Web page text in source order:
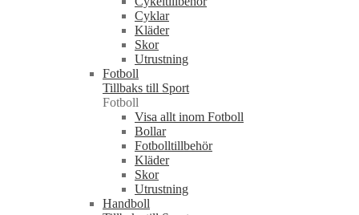
Cyklar
Kläder
Skor
Utrustning
Fotboll
Tillbaks till Sport
Fotboll
Visa allt inom Fotboll
Bollar
Fotbolltillbehör
Kläder
Skor
Utrustning
Handboll